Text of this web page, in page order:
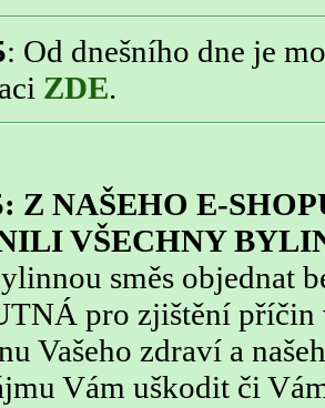
: Od dnešního dne je
ZDE.
Z NAŠEHO E-
VŠECHNY
směs objednat
pro zjištění příčin
Vašeho zdraví a
Vám uškodit či